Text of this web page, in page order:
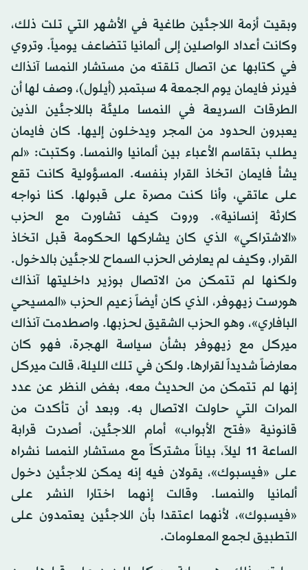
وبقيت أزمة اللاجئين طاغية في الأشهر التي تلت ذلك،
وكانت أعداد الواصلين إلى ألمانيا تتضاعف يومياً. وتروي
في كتابها عن اتصال تلقته من مستشار النمسا آنذاك
فيرنر فايمان يوم الجمعة 4 سبتمبر (أيلول)، وصف لها أن
الطرقات السريعة في النمسا مليئة باللاجئين الذين
يعبرون الحدود من المجر ويدخلون إليها. كان فايمان
يطلب بتقاسم الأعباء بين ألمانيا والنمسا. وكتبت: «لم
يشأ فايمان اتخاذ القرار بنفسه. المسؤولية كانت تقع
على عاتقي، وأنا كنت مصرة على قبولها. كنا نواجه
كارثة إنسانية». وروت كيف تشاورت مع الحزب
«الاشتراكي» الذي كان يشاركها الحكومة قبل اتخاذ
القرار، وكيف لم يعارض الحزب السماح للاجئين بالدخول.
ولكنها لم تتمكن من الاتصال بوزير داخليتها آنذاك
هورست زيهوفر، الذي كان أيضاً زعيم الحزب «المسيحي
البافاري»، وهو الحزب الشقيق لحزبها. واصطدمت آنذاك
ميركل مع زيهوفر بشأن سياسة الهجرة، فهو كان
معارضاً شديداً لقرارها. ولكن في تلك الليلة، قالت ميركل
إنها لم تتمكن من الحديث معه، بغض النظر عن عدد
المرات التي حاولت الاتصال به. وبعد أن تأكدت من
قانونية «فتح الأبواب» أمام اللاجئين، أصدرت قرابة
الساعة 11 ليلاً، بياناً مشتركاً مع مستشار النمسا نشراه
على «فيسبوك»، يقولان فيه إنه يمكن للاجئين دخول
ألمانيا والنمسا. وقالت إنهما اختارا النشر على
«فيسبوك»، لأنهما اعتقدا بأن اللاجئين يعتمدون على
التطبيق لجمع المعلومات.